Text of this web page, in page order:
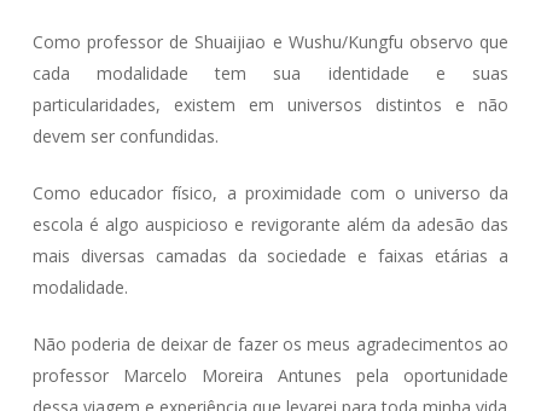
Como professor de Shuaijiao e Wushu/Kungfu observo que
cada modalidade tem sua identidade e suas
particularidades, existem em universos distintos e não
devem ser confundidas.
Como educador físico, a proximidade com o universo da
escola é algo auspicioso e revigorante além da adesão das
mais diversas camadas da sociedade e faixas etárias a
modalidade.
Não poderia de deixar de fazer os meus agradecimentos ao
professor Marcelo Moreira Antunes pela oportunidade